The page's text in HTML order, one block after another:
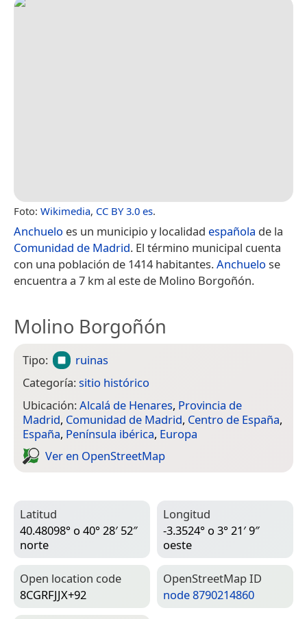
Foto: Wikimedia, CC BY 3.0 es.
Anchuelo es un municipio y localidad española de la
Comunidad de Madrid. El término municipal cuenta
con una población de 1414 habitantes.Anchuelo se
encuentra a 7 km al este de Molino Borgoñón.
Molino Borgoñón
Tipo:
ruinas
Categoría:sitio histórico
Ubicación:Alcalá de Henares, Provincia de
Madrid, Comunidad de Madrid, Centro de España,
España, Península ibérica, Europa
Ver en Open­Street­Map
Latitud
40.48098° o 40° 28′ 52″
norte
Longitud
-3.3524° o 3° 21′ 9″
oeste
Open location code
8CGRFJJX+92
Open­Street­Map ID
node 8790214860